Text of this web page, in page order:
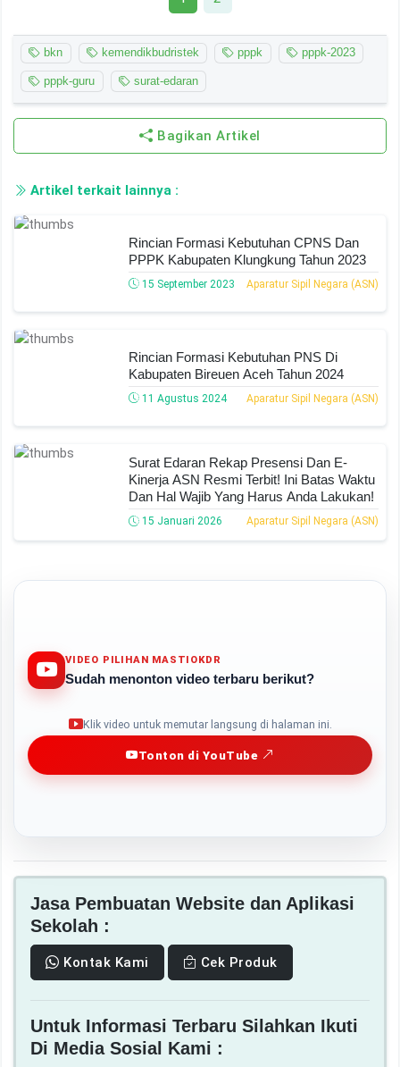
bkn kemendikbudristek pppk pppk-2023
pppk-guru surat-edaran
Bagikan Artikel
Artikel terkait lainnya :
Rincian Formasi Kebutuhan CPNS Dan
PPPK Kabupaten Klungkung Tahun 2023
15 September 2023 Aparatur Sipil Negara (ASN)
Rincian Formasi Kebutuhan PNS Di
Kabupaten Bireuen Aceh Tahun 2024
11 Agustus 2024 Aparatur Sipil Negara (ASN)
Surat Edaran Rekap Presensi Dan E-
Kinerja ASN Resmi Terbit! Ini Batas Waktu
Dan Hal Wajib Yang Harus Anda Lakukan!
15 Januari 2026 Aparatur Sipil Negara (ASN)
VIDEO PILIHAN MASTIOKDR
Sudah menonton video terbaru berikut?
Klik video untuk memutar langsung di halaman ini.
Tonton di YouTube
Jasa Pembuatan Website dan Aplikasi
Sekolah :
Kontak Kami Cek Produk
Untuk Informasi Terbaru Silahkan Ikuti
Di Media Sosial Kami :